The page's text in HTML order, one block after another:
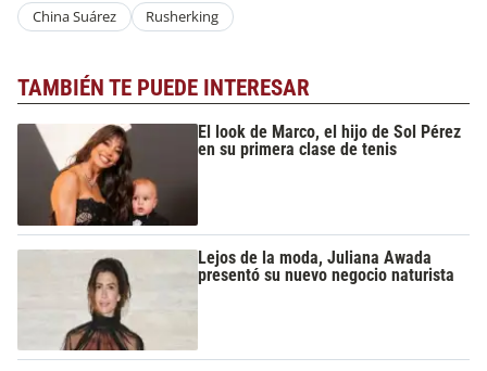
China Suárez Rusherking
TAMBIÉN TE PUEDE INTERESAR
El look de Marco, el hijo de Sol Pérez
en su primera clase de tenis
Lejos de la moda, Juliana Awada
presentó su nuevo negocio naturista